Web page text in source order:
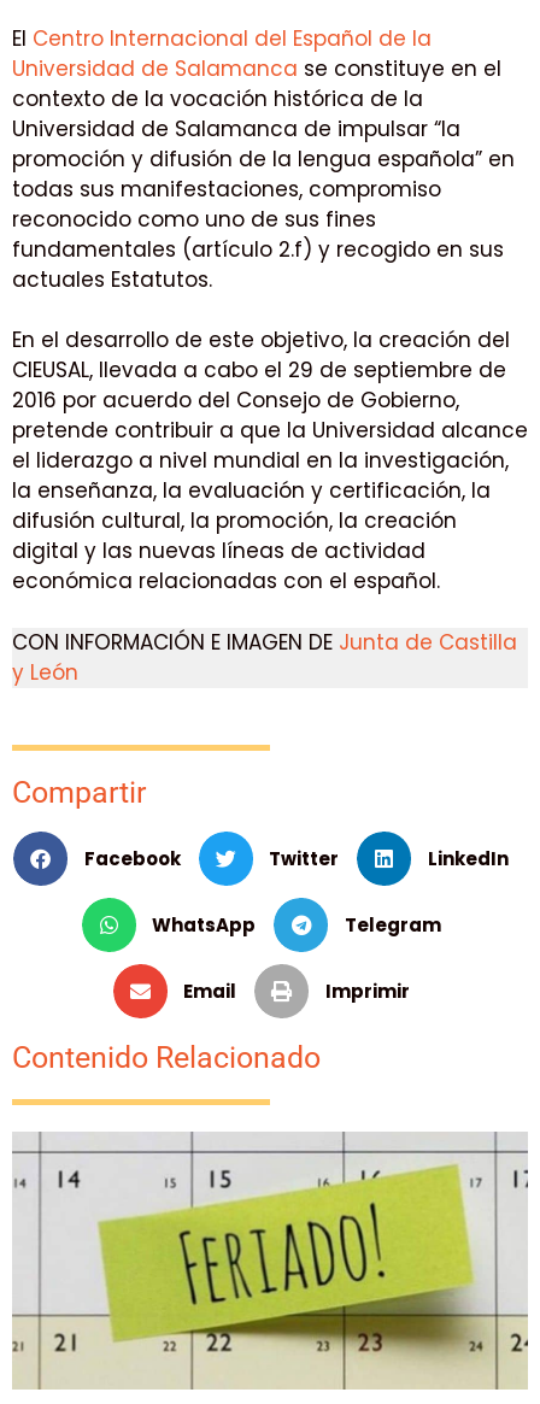
El Centro Internacional del Español de la
Universidad de Salamanca se constituye en el
contexto de la vocación histórica de la
Universidad de Salamanca de impulsar “la
promoción y difusión de la lengua española” en
todas sus manifestaciones, compromiso
reconocido como uno de sus fines
fundamentales (artículo 2.f) y recogido en sus
actuales Estatutos.
En el desarrollo de este objetivo, la creación del
CIEUSAL, llevada a cabo el 29 de septiembre de
2016 por acuerdo del Consejo de Gobierno,
pretende contribuir a que la Universidad alcance
el liderazgo a nivel mundial en la investigación,
la enseñanza, la evaluación y certificación, la
difusión cultural, la promoción, la creación
digital y las nuevas líneas de actividad
económica relacionadas con el español.
CON INFORMACIÓN E IMAGEN DE Junta de Castilla
y León
Compartir
Facebook Twitter LinkedIn
WhatsApp Telegram
Email Imprimir
Contenido Relacionado